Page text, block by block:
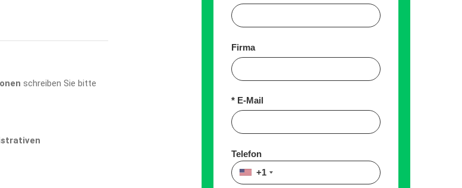
schreiben Sie bitte
Firma
E-Mail
Telefon
+1